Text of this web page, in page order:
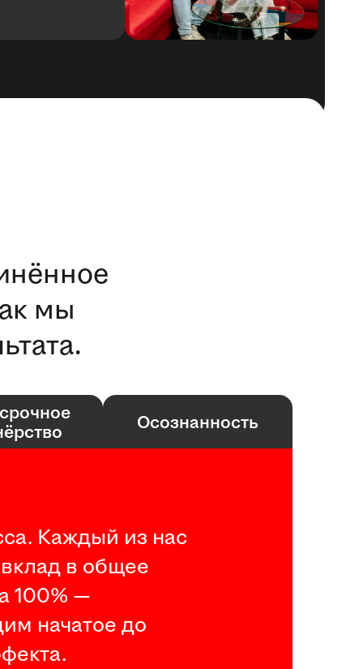
мы
Осознанность
Каждый из нас
в общее
100% —
начатое до